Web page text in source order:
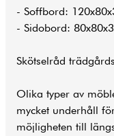
- Soffbord:
- Sidobord:
Skötselråd
Olika typer av
mycket underhåll
möjligheten till